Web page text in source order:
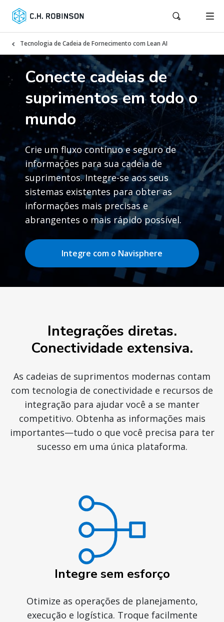
Tecnologia de Cadeia de Fornecimento com Lean AI
Conecte cadeias de
suprimentos em todo o
mundo
Crie um fluxo contínuo e seguro de
informações para sua cadeia de
suprimentos. Integre-se aos seus
sistemas existentes para obter as
informações mais precisas e
abrangentes o mais rápido possível.
Integre com o Navisphere
Integrações diretas.
Conectividade extensiva.
As cadeias de suprimentos modernas contam
com tecnologia de conectividade e recursos de
integração para ajudar você a se manter
competitivo. Obtenha as informações mais
importantes—tudo o que você precisa para ter
sucesso em uma única plataforma.
Integre sem esforço
Otimize as operações de planejamento,
execução e logística. Troque facilmente